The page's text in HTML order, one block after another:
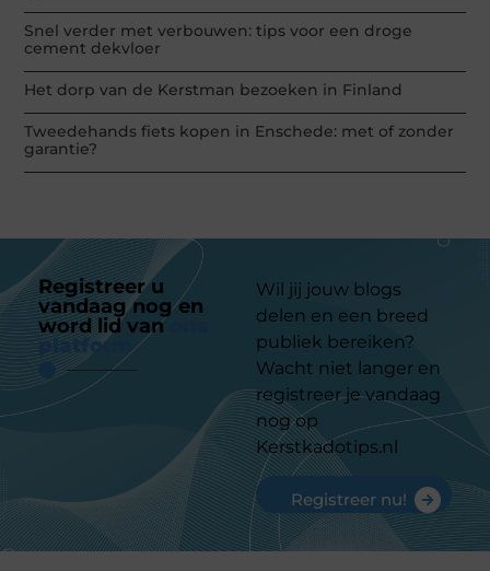
Snel verder met verbouwen: tips voor een droge
cement dekvloer
Het dorp van de Kerstman bezoeken in Finland
Tweedehands fiets kopen in Enschede: met of zonder
garantie?
Registreer u
vandaag nog en
word lid van
platform
Wil jij jouw blogs
delen en een breed
publiek bereiken?
Wacht niet langer en
registreer je vandaag
nog op
Kerstkadotips.nl
Registreer nu!